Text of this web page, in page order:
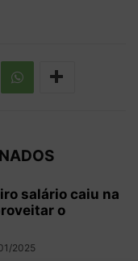
salário caiu na
o
2025